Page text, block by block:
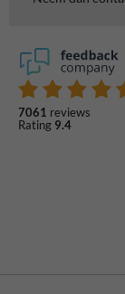
7061 reviews
Rating 9.4